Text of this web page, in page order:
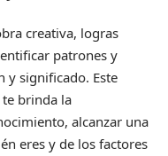
creativa, logras
patrones y
y significado. Este
brinda la
alcanzar una
eres y de los factores